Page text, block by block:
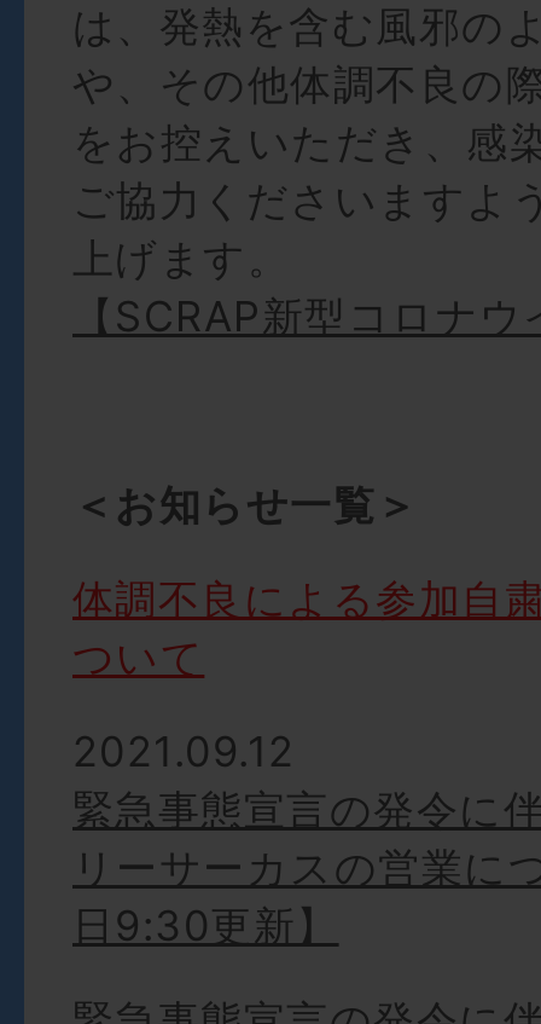
は、発熱を含む風邪の
や、その他体調不良の
をお控えいただき、感
ご協力くださいますよ
上げます。
【SCRAP新型コロナ
＜お知らせ一覧＞
体調不良による参加自
ついて
2021.09.12
緊急事態宣言の発令に
リーサーカスの営業に
日9:30更新】